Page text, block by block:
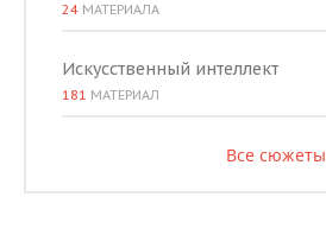
24 МАТЕРИАЛА
Искусственный интеллект
181 МАТЕРИАЛ
Все сюжеты